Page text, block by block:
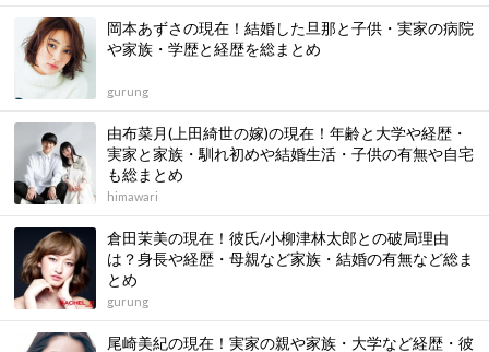
岡本あずさの現在！結婚した旦那と子供・実家の病院
や家族・学歴と経歴を総まとめ
gurung
由布菜月(上田綺世の嫁)の現在！年齢と大学や経歴・
実家と家族・馴れ初めや結婚生活・子供の有無や自宅
も総まとめ
himawari
倉田茉美の現在！彼氏/小柳津林太郎との破局理由
は？身長や経歴・母親など家族・結婚の有無など総ま
とめ
gurung
尾崎美紀の現在！実家の親や家族・大学など経歴・彼